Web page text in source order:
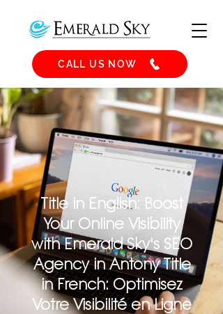
CALL US NOW
Title in English: Boost
Your Online Visibility
with Emerald Sky's SEO
Agency in Antony Title
in French: Optimisez
Votre Visibilité en Ligne